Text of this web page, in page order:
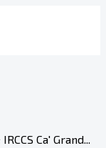
Ca' Grand...